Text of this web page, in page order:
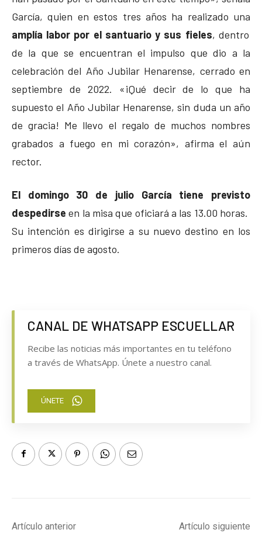
García, quien en estos tres años ha realizado una
amplía labor por el santuario y sus fieles, dentro
de la que se encuentran el impulso que dio a la
celebración del Año Jubilar Henarense, cerrado en
septiembre de 2022. «¡Qué decir de lo que ha
supuesto el Año Jubilar Henarense, sin duda un año
de gracia! Me llevo el regalo de muchos nombres
grabados a fuego en mi corazón», afirma el aún
rector.
El domingo 30 de julio García tiene previsto
despedirse en la misa que oficiará a las 13.00 horas.
Su intención es dirigirse a su nuevo destino en los
primeros días de agosto.
CANAL DE WHATSAPP ESCUELLAR
Recibe las noticias más importantes en tu teléfono
a través de WhatsApp. Únete a nuestro canal.
ÚNETE
Artículo anterior Artículo siguiente